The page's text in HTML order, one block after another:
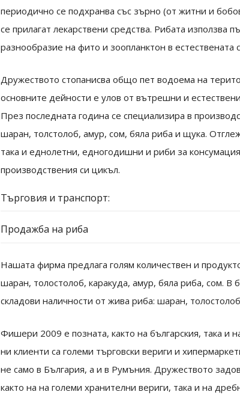
периодично се подхранва със зърно (от житни и
се прилагат лекарствени средства. Рибата използва
разнообразие на фито и зоопланктон в естествената
Дружеството стопанисва общо пет водоема на
основните дейности е улов от вътрешни и
През последната година се специализира в
шаран, толстолоб, амур, сом, бяла риба и щука.
така и еднолетни, едногодишни и риби за
производствения си цикъл.
Търговия и транспорт:
Продажба на риба
Нашата фирма предлага голям количествен и
шаран, толостолоб, каракуда, амур, бяла риба, сом. В
складови наличности от жива риба: шаран,
Фишери 2009 е позната, както на българския, така и
ни клиенти са големи търговски вериги и
не само в България, а и в Румъния. Дружеството
както на на големи хранителни вериги, така и на